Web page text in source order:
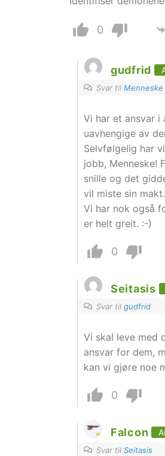
0
gudfrid
Svar til Menneske
Vi har et ansvar i
uavhengige av
Selvfølgelig har
jobb, Menneske!
snille og det
vil miste sin makt.
Vi har nok også
er helt greit. :-)
0
Seitasis
Svar til gudfrid
Vi skal leve med
ansvar for dem,
kan vi gjøre noe
0
Falcon
Svar til Seitasis